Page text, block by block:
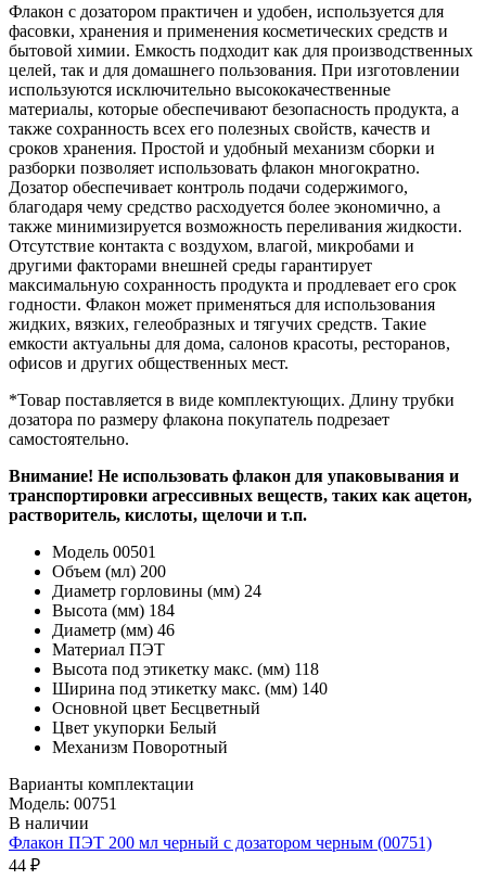
Флакон с дозатором практичен и удобен, используется для
фасовки, хранения и применения косметических средств и
бытовой химии. Емкость подходит как для производственных
целей, так и для домашнего пользования. При изготовлении
используются исключительно высококачественные
материалы, которые обеспечивают безопасность продукта, а
также сохранность всех его полезных свойств, качеств и
сроков хранения. Простой и удобный механизм сборки и
разборки позволяет использовать флакон многократно.
Дозатор обеспечивает контроль подачи содержимого,
благодаря чему средство расходуется более экономично, а
также минимизируется возможность переливания жидкости.
Отсутствие контакта с воздухом, влагой, микробами и
другими факторами внешней среды гарантирует
максимальную сохранность продукта и продлевает его срок
годности. Флакон может применяться для использования
жидких, вязких, гелеобразных и тягучих средств. Такие
емкости актуальны для дома, салонов красоты, ресторанов,
офисов и других общественных мест.
*Товар поставляется в виде комплектующих. Длину трубки
дозатора по размеру флакона покупатель подрезает
самостоятельно.
Внимание! Не использовать флакон для упаковывания и
транспортировки агрессивных веществ, таких как ацетон,
растворитель, кислоты, щелочи и т.п.
Модель 00501
Объем (мл) 200
Диаметр горловины (мм) 24
Высота (мм) 184
Диаметр (мм) 46
Материал ПЭТ
Высота под этикетку макс. (мм) 118
Ширина под этикетку макс. (мм) 140
Основной цвет Бесцветный
Цвет укупорки Белый
Механизм Поворотный
Варианты комплектации
Модель: 00751
В наличии
Флакон ПЭТ 200 мл черный с дозатором черным (00751)
44 ₽